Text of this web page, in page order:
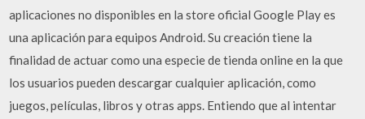
aplicaciones no disponibles en la store oficial Google Play es
una aplicación para equipos Android. Su creación tiene la
finalidad de actuar como una especie de tienda online en la que
los usuarios pueden descargar cualquier aplicación, como
juegos, películas, libros y otras apps. Entiendo que al intentar